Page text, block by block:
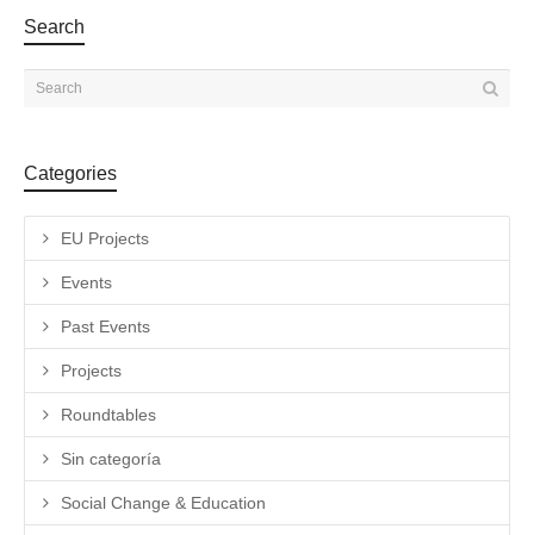
Search
Categories
EU Projects
Events
Past Events
Projects
Roundtables
Sin categoría
Social Change & Education